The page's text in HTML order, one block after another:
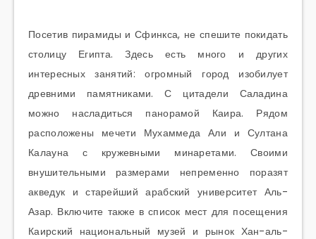
Посетив пирамиды и Сфинкса, не спешите покидать
столицу Египта. Здесь есть много и других
интересных занятий: огромный город изобилует
древними памятниками. С цитадели Саладина
можно насладиться панорамой Каира. Рядом
расположены мечети Мухаммеда Али и Султана
Калауна с кружевными минаретами. Своими
внушительными размерами непременно поразят
акведук и старейший арабский университет Аль-
Азар. Включите также в список мест для посещения
Каирский национальный музей и рынок Хан-аль-